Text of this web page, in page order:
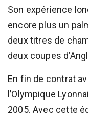
Son expérience
encore plus un
deux titres de
deux coupes
En fin de contrat
l’Olympique
2005. Avec cette